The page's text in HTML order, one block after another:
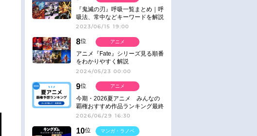
『鬼滅の刃』呼吸一覧まとめ｜呼
吸法、常中などキーワードを解説
2023/06/15 19:00
8位
アニメ『Fate』シリーズ見る順番
をわかりやすく解説
2024/05/23 00:00
アニメ
9位
今期・2026夏アニメ みんなの
覇権おすすめ作品ランキング最終
結果発表！
2026/06/29 16:30
アニメ
10位
マンガ・ラノベ